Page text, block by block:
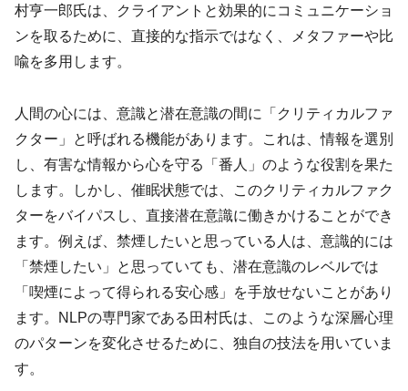
村亨一郎氏は、クライアントと効果的にコミュニケーショ
ンを取るために、直接的な指示ではなく、メタファーや比
喩を多用します。
人間の心には、意識と潜在意識の間に「クリティカルファ
クター」と呼ばれる機能があります。これは、情報を選別
し、有害な情報から心を守る「番人」のような役割を果た
します。しかし、催眠状態では、このクリティカルファク
ターをバイパスし、直接潜在意識に働きかけることができ
ます。例えば、禁煙したいと思っている人は、意識的には
「禁煙したい」と思っていても、潜在意識のレベルでは
「喫煙によって得られる安心感」を手放せないことがあり
ます。NLPの専門家である田村氏は、このような深層心理
のパターンを変化させるために、独自の技法を用いていま
す。